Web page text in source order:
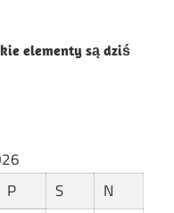
elementy są dziś
P S
N